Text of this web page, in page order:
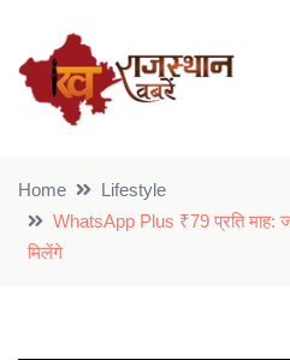
Home
Lifestyle
WhatsApp Plus ₹79 प्रति माह:
मिलेंगे